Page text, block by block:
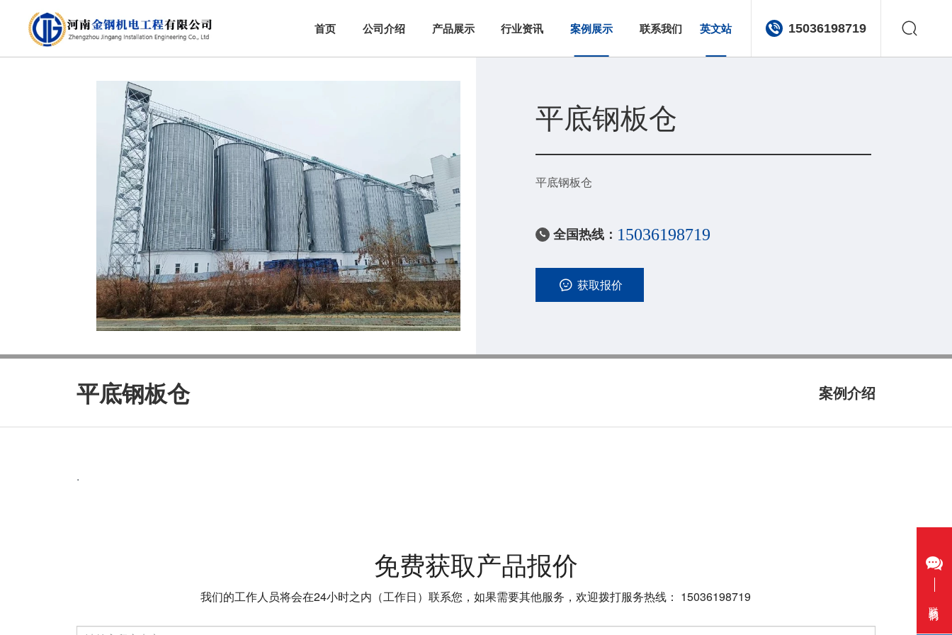
首页 公司介绍 产品展示 行业资讯 联系我们 15036198719
平底钢板仓
平底钢板仓
 全国热线： 15036198719
获取报价
平底钢板仓 案例介绍
.
免费获取产品报价
我们的工作人员将会在24小时之内（工作日）联系您，如果需要其他服务，欢迎拨打服务热线： 15036198719